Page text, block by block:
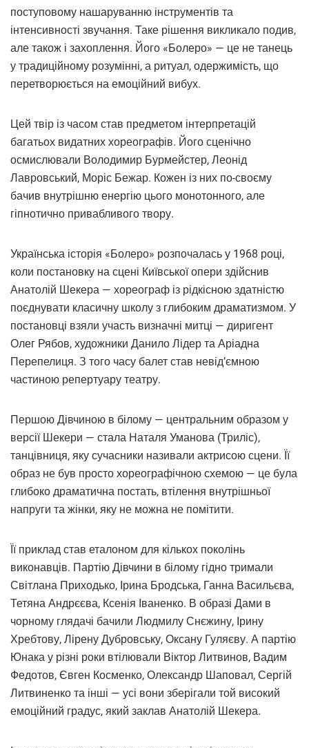
поступовому нашаруванню інструментів та
інтенсивності звучання. Таке рішення викликало подив,
але також і захоплення. Його «Болеро» — це не танець
у традиційному розумінні, а ритуал, одержимість, що
перетворюється на емоційний вибух.
Цей твір із часом став предметом інтерпретацій
багатьох видатних хореографів. Його сценічно
осмислювали Володимир Бурмейстер, Леонід
Лавровський, Моріс Бежар. Кожен із них по-своєму
бачив внутрішню енергію цього монотонного, але
гіпнотично привабливого твору.
Українська історія «Болеро» розпочалась у 1968 році,
коли постановку на сцені Київської опери здійснив
Анатолій Шекера — хореограф із рідкісною здатністю
поєднувати класичну школу з глибоким драматизмом. У
постановці взяли участь визначні митці — диригент
Олег Рябов, художники Данило Лідер та Аріадна
Перепелиця. З того часу балет став невід’ємною
частиною репертуару театру.
Першою Дівчиною в білому — центральним образом у
версії Шекери — стала Наталя Уманова (Триліс),
танцівниця, яку сучасники називали актрисою сцени. Її
образ не був просто хореографічною схемою — це була
глибоко драматична постать, втілення внутрішньої
напруги та жінки, яку не можна не помітити.
Її приклад став еталоном для кількох поколінь
виконавців. Партію Дівчини в білому гідно тримали
Світлана Приходько, Ірина Бродська, Ганна Васильєва,
Тетяна Андрєєва, Ксенія Іваненко. В образі Дами в
чорному глядачі бачили Людмилу Снєжину, Ірину
Хребтову, Лірену Дубровську, Оксану Гуляєву. А партію
Юнака у різні роки втілювали Віктор Литвинов, Вадим
Федотов, Євген Косменко, Олександр Шаповал, Сергій
Литвиненко та інші — усі вони зберігали той високий
емоційний градус, який заклав Анатолій Шекера.